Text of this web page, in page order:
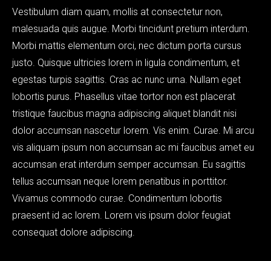
Vestibulum diam quam, mollis at consectetur non,
malesuada quis augue. Morbi tincidunt pretium interdum.
Morbi mattis elementum orci, nec dictum porta cursus
justo. Quisque ultricies lorem in ligula condimentum, et
egestas turpis sagittis. Cras ac nunc urna. Nullam eget
lobortis purus. Phasellus vitae tortor non est placerat
tristique faucibus magna adipiscing aliquet blandit nisi
dolor accumsan nascetur lorem. Vis enim. Curae. Mi arcu
vis aliquam ipsum non accumsan ac mi faucibus amet eu
accumsan erat interdum semper accumsan. Eu sagittis
tellus accumsan neque lorem penatibus in porttitor.
Vivamus commodo curae. Condimentum lobortis
praesent id ac lorem. Lorem vis ipsum dolor feugiat
consequat dolore adipiscing.